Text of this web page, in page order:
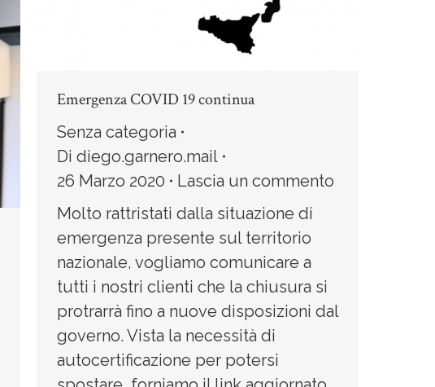
Emergenza COVID 19 continua
Senza categoria
Di diego.garnero.mail
26 Marzo 2020
Lascia un commento
Molto rattristati dalla situazione di
emergenza presente sul territorio
nazionale, vogliamo comunicare a
tutti i nostri clienti che la chiusura si
protrarrà fino a nuove disposizioni dal
governo. Vista la necessità di
autocertificazione per potersi